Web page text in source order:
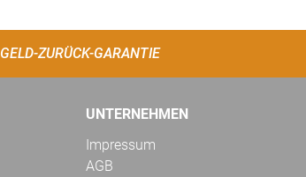
GELD-ZURÜCK-GARANTIE
UNTERNEHMEN
Impressum
AGB